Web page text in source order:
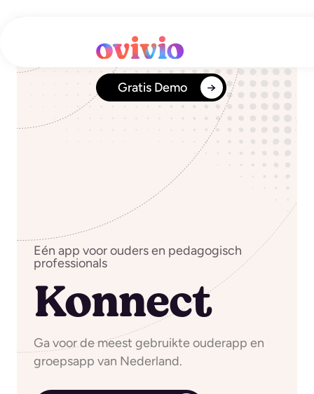
Gratis Demo
Eén app voor ouders en pedagogisch
professionals
Konnect
Ga voor de meest gebruikte ouderapp en
groepsapp van Nederland.